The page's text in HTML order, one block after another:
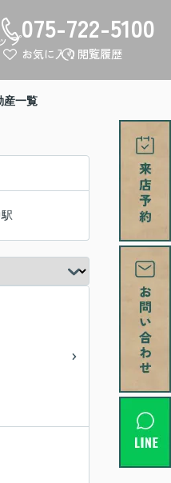
プ075-722-5100
お気に入り 閲覧履歴
産一覧